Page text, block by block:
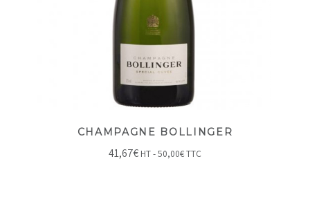
CHAMPAGNE BOLLINGER
41,67€ HT -50,00€TTC